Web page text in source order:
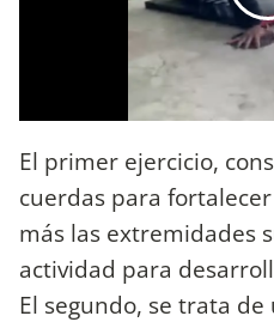
El primer ejercicio,
cuerdas para
más las extremidades
actividad para
El segundo, se trata